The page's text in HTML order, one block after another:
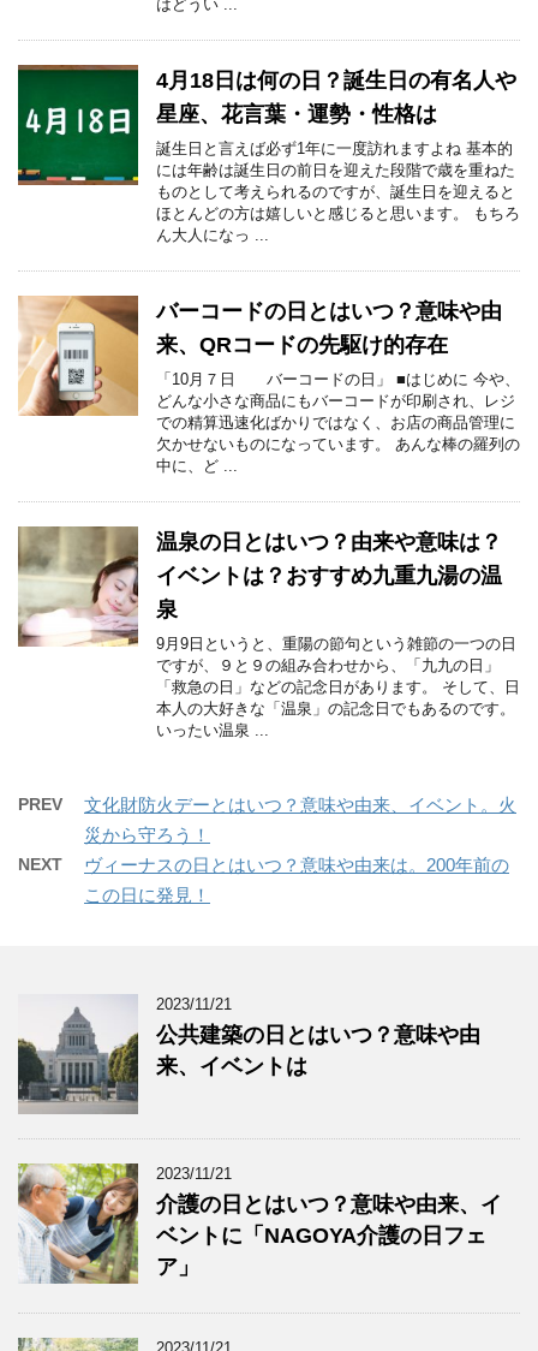
はどうい ...
4月18日は何の日？誕生日の有名人や
星座、花言葉・運勢・性格は
誕生日と言えば必ず1年に一度訪れますよね 基本的
には年齢は誕生日の前日を迎えた段階で歳を重ねた
ものとして考えられるのですが、誕生日を迎えると
ほとんどの方は嬉しいと感じると思います。 もちろ
ん大人になっ ...
バーコードの日とはいつ？意味や由
来、QRコードの先駆け的存在
「10月７日 バーコードの日」 ■はじめに 今や、
どんな小さな商品にもバーコードが印刷され、レジ
での精算迅速化ばかりではなく、お店の商品管理に
欠かせないものになっています。 あんな棒の羅列の
中に、ど ...
温泉の日とはいつ？由来や意味は？
イベントは？おすすめ九重九湯の温
泉
9月9日というと、重陽の節句という雑節の一つの日
ですが、９と９の組み合わせから、「九九の日」
「救急の日」などの記念日があります。 そして、日
本人の大好きな「温泉」の記念日でもあるのです。
いったい温泉 ...
PREV
文化財防火デーとはいつ？意味や由来、イベント。火
災から守ろう！
NEXT
ヴィーナスの日とはいつ？意味や由来は。200年前の
この日に発見！
2023/11/21
公共建築の日とはいつ？意味や由
来、イベントは
2023/11/21
介護の日とはいつ？意味や由来、イ
ベントに「NAGOYA介護の日フェ
ア」